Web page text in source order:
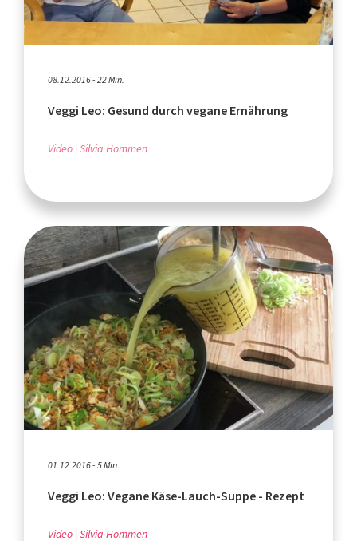
08.12.2016 - 22 Min.
Veggi Leo: Gesund durch vegane Ernährung
Video Silvia Hommen
01.12.2016 - 5 Min.
Veggi Leo: Vegane Käse-Lauch-Suppe - Rezept
Video Silvia Hommen